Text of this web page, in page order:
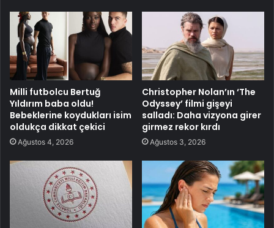
Milli futbolcu Bertuğ
Yıldırım baba oldu!
Bebeklerine koydukları isim
oldukça dikkat çekici
Ağustos 4, 2026
Christopher Nolan’ın ‘The
Odyssey’ filmi gişeyi
salladı: Daha vizyona girer
girmez rekor kırdı
Ağustos 3, 2026